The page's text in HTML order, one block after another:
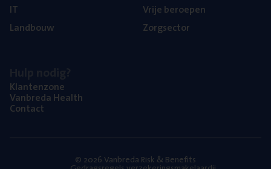
IT
Land­bouw
Vrije beroe­pen
Zorg­sec­tor
Klan­ten­zo­ne
Van­b­re­da Health
Con­tact
© 2026 Vanbreda Risk & Benefits